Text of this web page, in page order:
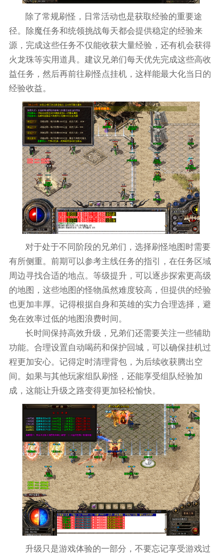
除了常规刷怪，日常活动也是获取经验的重要途
径。除魔任务和统领挑战每天都会提供稳定的经验来
源，完成这些任务不仅能收获大量经验，还有机会获得
火龙珠等实用道具。建议兄弟们每天优先完成这些高收
益任务，然后再前往刷怪点挂机，这样能最大化当日的
经验收益。
对于处于不同阶段的兄弟们，选择刷怪地图时需要
有所侧重。前期可以参考主线任务的指引，在任务区域
周边寻找合适的地点。等级提升，可以逐步探索更高级
的地图，这些地图的怪物虽然难度较高，但提供的经验
也更加丰厚。记得根据自身和英雄的实力合理选择，避
免在效率过低的地图浪费时间。
长时间保持高效升级，兄弟们还需要关注一些辅助
功能。合理设置自动喝药和保护回城，可以确保挂机过
程更加安心。记得定时清理背包，为后续收获腾出空
间。如果与其他玩家组队刷怪，还能享受组队经验加
成，这能让升级之路变得更加轻松愉快。
升级只是游戏体验的一部分，不要忘记享受游戏过